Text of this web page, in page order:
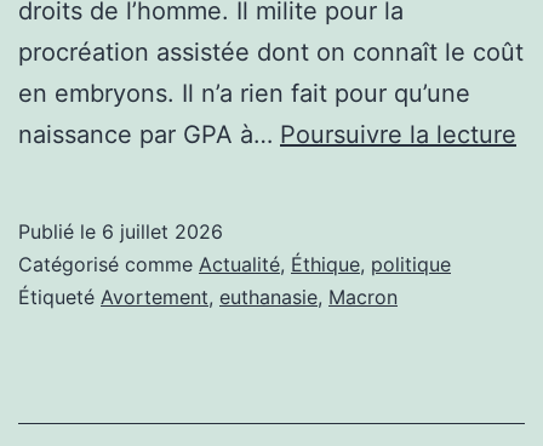
droits de l’homme. Il milite pour la
procréation assistée dont on connaît le coût
en embryons. Il n’a rien fait pour qu’une
naissance par GPA à… Poursuivre la lecture
Publié le 6 juillet 2026
Catégorisé comme Actualité, Éthique, politique
Étiqueté Avortement, euthanasie, Macron